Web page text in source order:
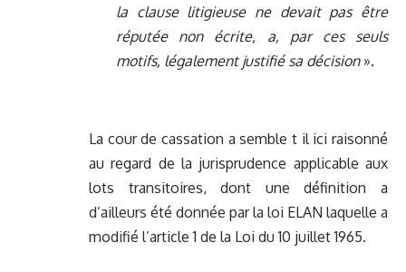
la clause litigieuse ne devait pas être
réputée non écrite, a, par ces seuls
motifs, légalement justifié sa décision».
La cour de cassation a semble t il ici raisonné
au regard de la jurisprudence applicable aux
lots transitoires, dont une définition a
d’ailleurs été donnée par la loi ELAN laquelle a
modifié l’article 1 de la Loi du 10 juillet 1965.